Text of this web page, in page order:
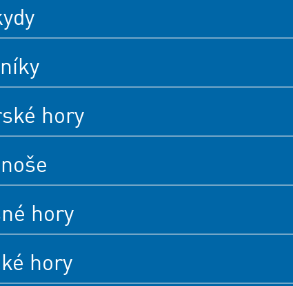
hory
hory
hory